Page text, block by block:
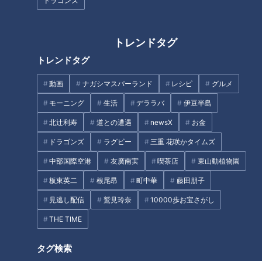
トレンドタグ
トレンドタグ
動画 ナガシマスパーランド レシピ グルメ
モーニング 生活 デララバ 伊豆半島
北辻利寿 道との遭遇 newsX お金
ドラゴンズ ラグビー 三重 花咲かタイムズ
中部国際空港 友廣南実 喫茶店 東山動植物園
板東英二 根尾昂 町中華 藤田朋子
見逃し配信 鷲見玲奈 10000歩お宝さがし
THE TIME
タグ検索
めて行けることに。「こんなおばさんな姿ではいけない」と、
「そこで質問です。おふたりは体型維持や美容のために普段ど
や、おすすめの体型管理方法があればぜひ聞きたいです」（A
細さの秘訣は食生活にあり
ずっと細さをキープしているRちゃんに、三上さんは「あかり
の体型維持方法を知りたい。あんまり語らないじゃん。語って
よ、知りたい人いるんだよ」と促します。
ちんと調整日を作るのがポイント。体作りはほとんど食生活次